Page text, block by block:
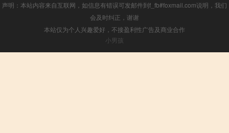
声明：本站内容来自互联网，如信息有错误可发邮件到f_fb#foxmail.com说明，我们
会及时纠正，谢谢
本站仅为个人兴趣爱好，不接盈利性广告及商业合作
小男孩